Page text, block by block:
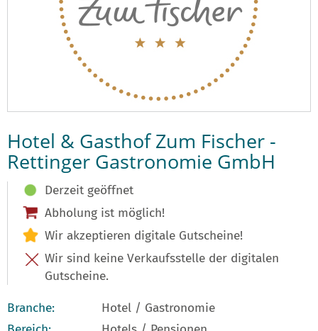
Hotel & Gasthof Zum Fischer -
Rettinger Gastronomie GmbH
Derzeit geöffnet
Abholung ist möglich!
Wir akzeptieren digitale Gutscheine!
Wir sind keine Verkaufsstelle der digitalen
Gutscheine.
Branche:
Hotel / Gastronomie